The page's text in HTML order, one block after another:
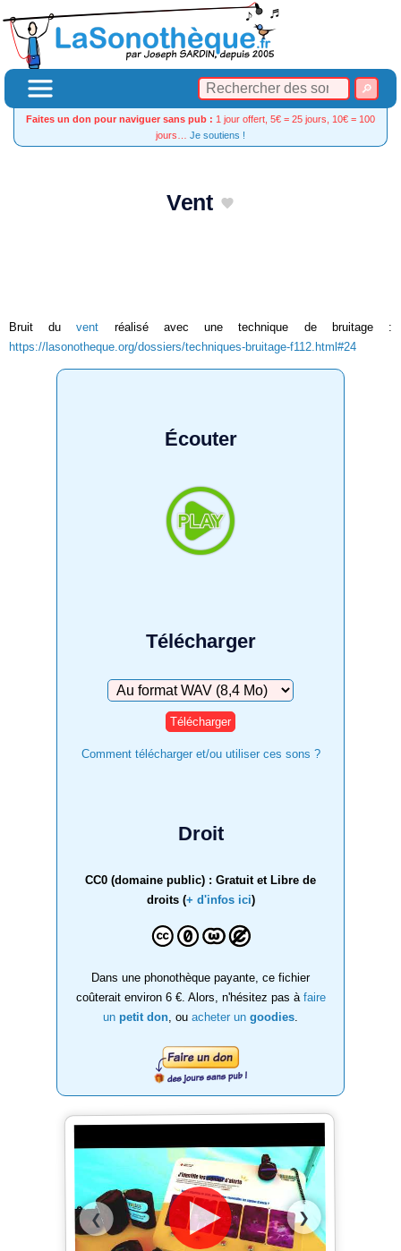
Faites un don pour naviguer sans pub : 1 jour offert, 5€ = 25 jours, 10€ = 100
jours… Je soutiens !
Vent
Bruit duvent réalisé avec une technique de bruitage :
https://lasonotheque.org/dossiers/techniques-bruitage-f112.html#24
Écouter
Télécharger
Télécharger
Comment télécharger et/ou utiliser ces sons ?
Droit
CC0 (domaine public) : Gratuit et Libre de
droits (+ d'infos ici)
Dans une phonothèque payante, ce fichier
coûterait environ 6 €. Alors, n'hésitez pas à faire
un petit don , ou acheter un goodies
❮ ❯